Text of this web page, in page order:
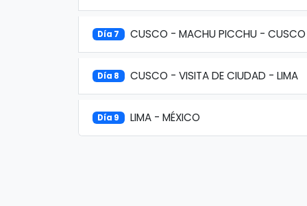
Día 7 CUSCO - MACHU PICCHU - CUSCO
Día 8 CUSCO - VISITA DE CIUDAD - LIMA
Día 9 LIMA - MÉXICO